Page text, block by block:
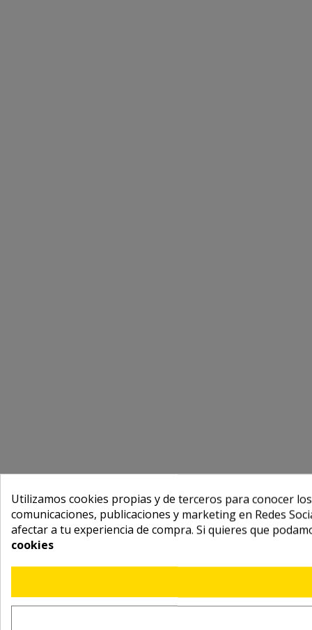
Utilizamos cookies propias y de terceros para conocer
comunicaciones, publicaciones y marketing en Redes
afectar a tu experiencia de compra. Si quieres que
cookies